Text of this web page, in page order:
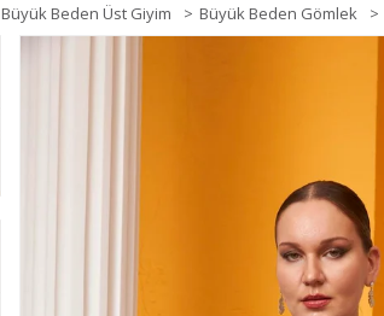
Büyük Beden Üst Giyim > Büyük Beden Gömlek >